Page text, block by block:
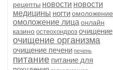
рецепты новости новости
медицины ногтиомоложение
омоложение лица онлайн
казино остеохондроз очищение
очищение организма
очищение печени печень
питание питание для